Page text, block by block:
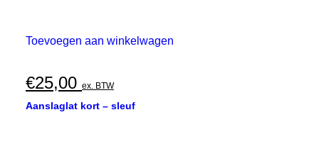
Toevoegen aan winkelwagen
€25,00 ex. BTW
Aanslaglat kort – sleuf